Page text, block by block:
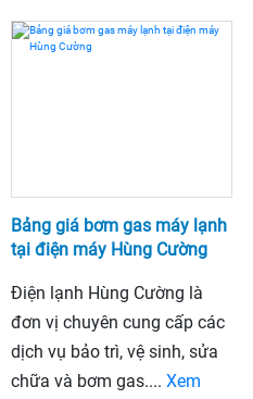
Bảng giá bơm gas máy lạnh
tại điện máy Hùng Cường
Điện lạnh Hùng Cường là
đơn vị chuyên cung cấp các
dịch vụ bảo trì, vệ sinh, sửa
chữa và bơm gas.... Xem